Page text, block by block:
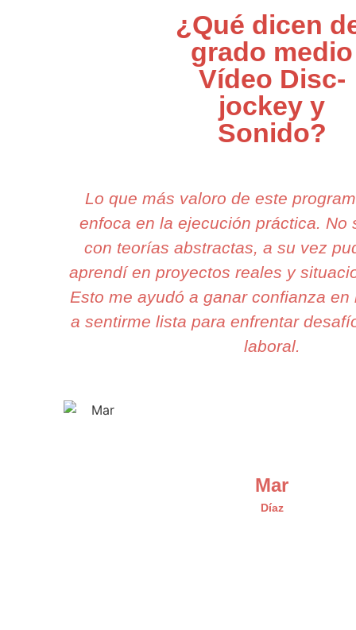
¿Qué dicen
grado medio
Vídeo Disc-
jockey y
Sonido?
Lo que más valoro de este
enfoca en la ejecución práctica. No
con teorías abstractas, a su vez
aprendí en proyectos reales y
Esto me ayudó a ganar confianza
a sentirme lista para enfrentar
laboral.
Mar
Díaz